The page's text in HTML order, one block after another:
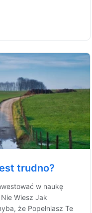
trudno?
w naukę
Wiesz Jak
że Popełniasz Te